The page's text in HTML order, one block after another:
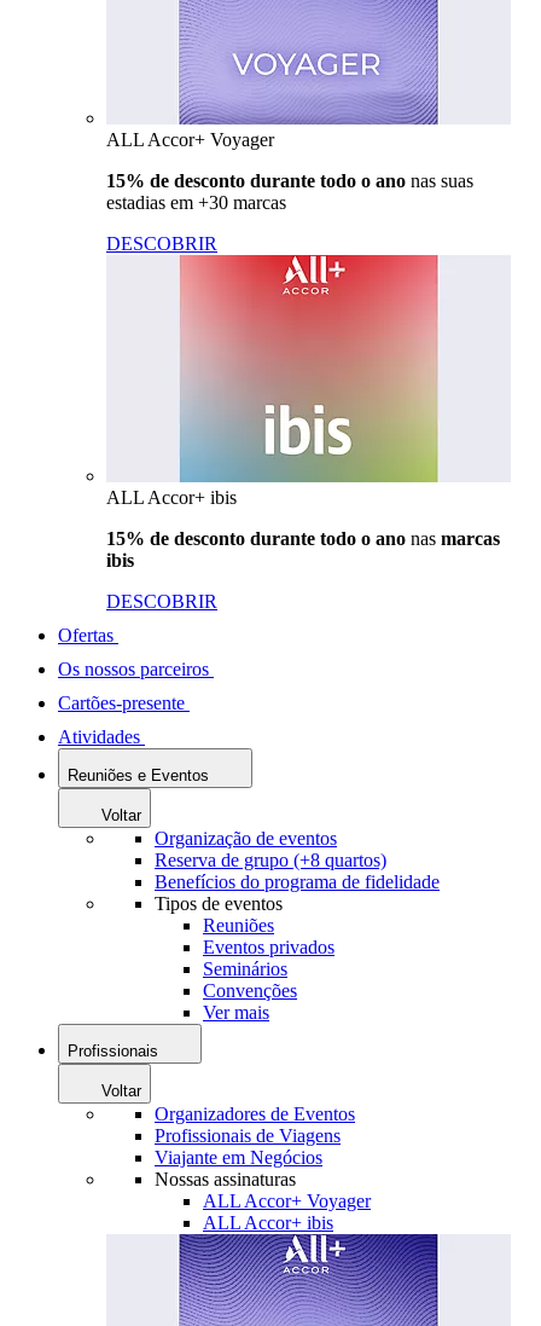
ALL Accor+ Voyager
15% de desconto durante todo o ano nas suas
estadias em +30 marcas
DESCOBRIR
ALL Accor+ ibis
15% de desconto durante todo o ano nas marcas
ibis
DESCOBRIR
Ofertas
Os nossos parceiros
Cartões-presente
Atividades
Reuniões e Eventos
Voltar
Organização de eventos
Reserva de grupo (+8 quartos)
Benefícios do programa de fidelidade
Tipos de eventos
Reuniões
Eventos privados
Seminários
Convenções
Ver mais
Profissionais
Voltar
Organizadores de Eventos
Profissionais de Viagens
Viajante em Negócios
Nossas assinaturas
ALL Accor+ Voyager
ALL Accor+ ibis